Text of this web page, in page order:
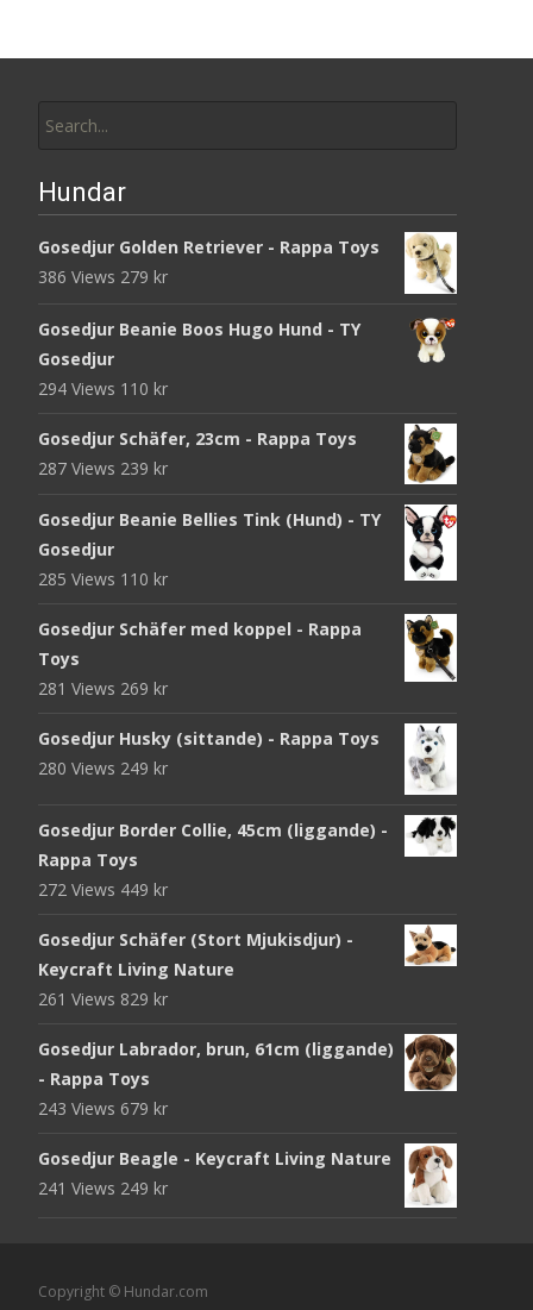
for:
Hundar
Gosedjur Golden Retriever - Rappa Toys
386 Views 279 kr
Gosedjur Beanie Boos Hugo Hund - TY
Gosedjur
294 Views 110 kr
Gosedjur Schäfer, 23cm - Rappa Toys
287 Views 239 kr
Gosedjur Beanie Bellies Tink (Hund) - TY
Gosedjur
285 Views 110 kr
Gosedjur Schäfer med koppel - Rappa
Toys
281 Views 269 kr
Gosedjur Husky (sittande) - Rappa Toys
280 Views 249 kr
Gosedjur Border Collie, 45cm (liggande) -
Rappa Toys
272 Views 449 kr
Gosedjur Schäfer (Stort Mjukisdjur) -
Keycraft Living Nature
261 Views 829 kr
Gosedjur Labrador, brun, 61cm (liggande)
- Rappa Toys
243 Views 679 kr
Gosedjur Beagle - Keycraft Living Nature
241 Views 249 kr
Copyright © Hundar.com